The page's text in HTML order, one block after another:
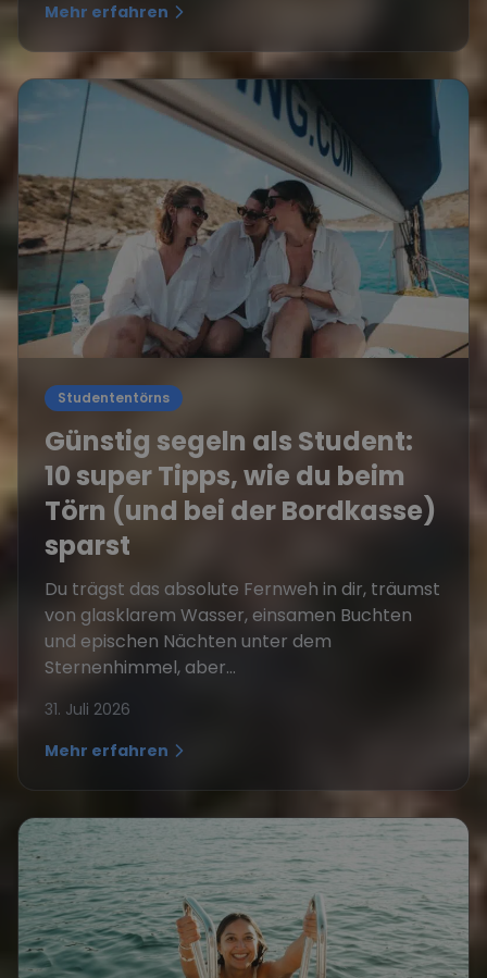
Mehr erfahren
Studententörns
Günstig segeln als Student:
10 super Tipps, wie du beim
Törn (und bei der Bordkasse)
sparst
Du trägst das absolute Fernweh in dir, träumst
von glasklarem Wasser, einsamen Buchten
und epischen Nächten unter dem
Sternenhimmel, aber...
31. Juli 2026
Mehr erfahren